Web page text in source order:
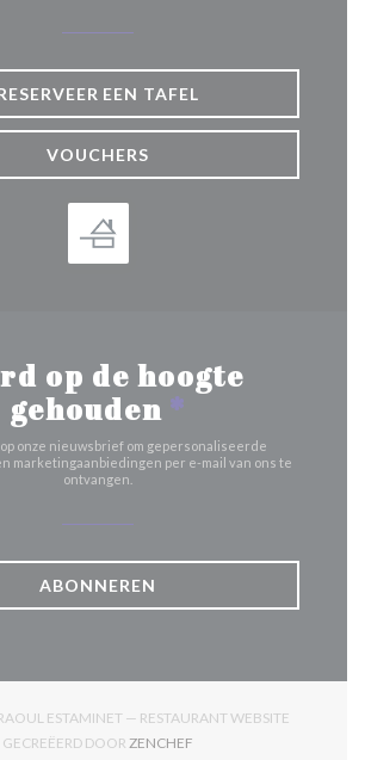
EEN TAFEL
VOUCHERS
op de hoogte
gehouden *
onze nieuwsbrief om gepersonaliseerde
marketingaanbiedingen per e-mail van ons te
ontvangen.
ABONNEREN
ESTAMINET — RESTAURANT WEBSITE
GECREËERD DOOR ZENCHEF